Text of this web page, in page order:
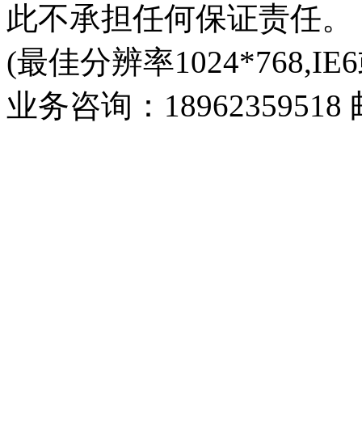
此不承担任何保证责任。
(最佳分辨率
业务咨询：18962359518